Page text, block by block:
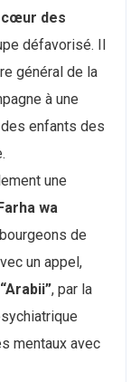
cœur des
défavorisé. Il
général de la
à une
enfants des
une
wa
de
un appel,
, par la
mentaux avec